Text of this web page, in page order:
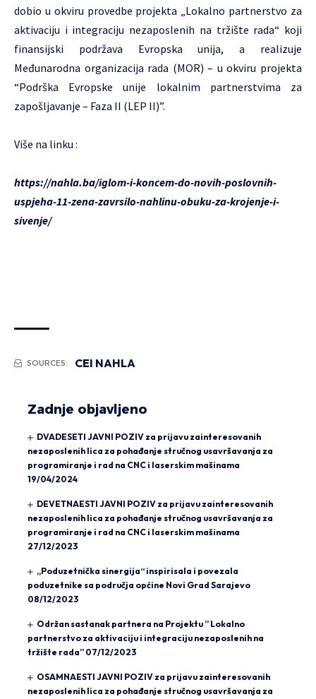
dobio u okviru provedbe projekta „Lokalno partnerstvo za
aktivaciju i integraciju nezaposlenih na tržište rada“ koji
finansijski podržava Evropska unija, a realizuje
Međunarodna organizacija rada (MOR) – u okviru projekta
“Podrška Evropske unije lokalnim partnerstvima za
zapošljavanje – Faza II (LEP II)”.
Više na linku :
https://nahla.ba/iglom-i-koncem-do-novih-poslovnih-
uspjeha-11-zena-zavrsilo-nahlinu-obuku-za-krojenje-i-
sivenje/
SOURCES: CEI NAHLA
Zadnje objavljeno
DVADESETI JAVNI POZIV za prijavu zainteresovanih
nezaposlenih lica za pohađanje stručnog usavršavanja za
programiranje i rad na CNC i laserskim mašinama
19/04/2024
DEVETNAESTI JAVNI POZIV za prijavu zainteresovanih
nezaposlenih lica za pohađanje stručnog usavršavanja za
programiranje i rad na CNC i laserskim mašinama
27/12/2023
„Poduzetnička sinergija“ inspirisala i povezala
poduzetnike sa područja općine Novi Grad Sarajevo
08/12/2023
Održan sastanak partnera na Projektu ” Lokalno
partnerstvo za aktivaciju i integraciju nezaposlenih na
tržište rada” 07/12/2023
OSAMNAESTI JAVNI POZIV za prijavu zainteresovanih
nezaposlenih lica za pohađanje stručnog usavršavanja za